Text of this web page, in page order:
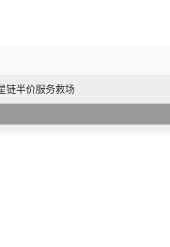
链半价服务救场